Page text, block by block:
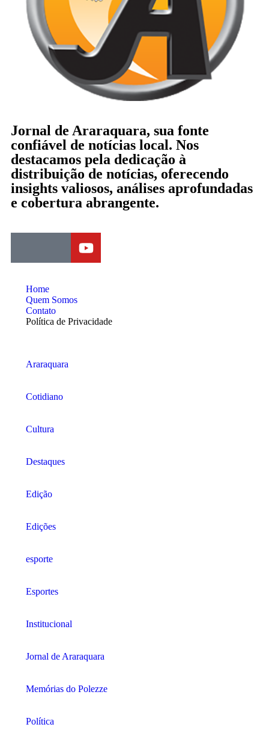
Jornal de Araraquara, sua fonte
confiável de notícias local. Nos
destacamos pela dedicação à
distribuição de notícias, oferecendo
insights valiosos, análises aprofundadas
e cobertura abrangente.
Home
Quem Somos
Contato
Política de Privacidade
Araraquara
Cotidiano
Cultura
Destaques
Edição
Edições
esporte
Esportes
Institucional
Jornal de Araraquara
Memórias do Polezze
Política